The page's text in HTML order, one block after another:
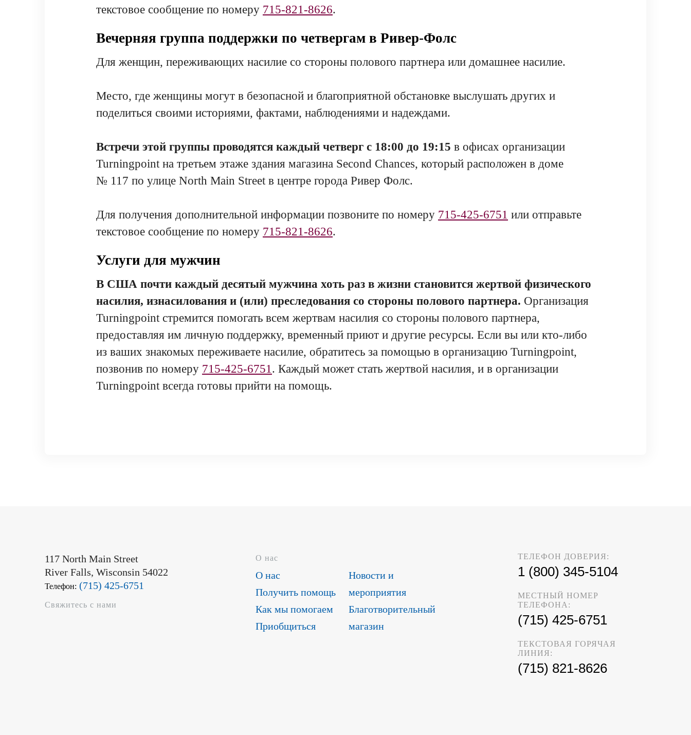
текстовое сообщение по номеру 715-821-8626.
Вечерняя группа поддержки по четвергам в Ривер-Фолс
Для женщин, переживающих насилие со стороны полового партнера или домашнее насилие.
Место, где женщины могут в безопасной и благоприятной обстановке выслушать других и
поделиться своими историями, фактами, наблюдениями и надеждами.
Встречи этой группы проводятся каждый четверг с 18:00 до 19:15 в офисах организации
Turningpoint на третьем этаже здания магазина Second Chances, который расположен в доме
№ 117 по улице North Main Street в центре города Ривер Фолс.
Для получения дополнительной информации позвоните по номеру 715-425-6751 или отправьте
текстовое сообщение по номеру 715-821-8626.
Услуги для мужчин
В США почти каждый десятый мужчина хоть раз в жизни становится жертвой физического
насилия, изнасилования и (или) преследования со стороны полового партнера. Организация
Turningpoint стремится помогать всем жертвам насилия со стороны полового партнера,
предоставляя им личную поддержку, временный приют и другие ресурсы. Если вы или кто-либо
из ваших знакомых переживаете насилие, обратитесь за помощью в организацию Turningpoint,
позвонив по номеру 715-425-6751. Каждый может стать жертвой насилия, и в организации
Turningpoint всегда готовы прийти на помощь.
117 North Main Street
River Falls, Wisconsin 54022
Телефон: (715) 425-6751
Свяжитесь с нами
О нас
О нас
Получить помощь
Как мы помогаем
Приобщиться
Новости и
мероприятия
Благотворительный
магазин
ТЕЛЕФОН ДОВЕРИЯ:
1 (800) 345-5104
МЕСТНЫЙ НОМЕР
ТЕЛЕФОНА:
(715) 425-6751
ТЕКСТОВАЯ ГОРЯЧАЯ
ЛИНИЯ:
(715) 821-8626